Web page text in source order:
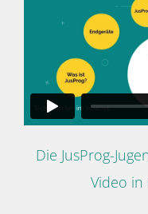
Die JusProg-
Video in